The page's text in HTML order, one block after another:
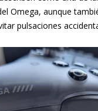
Omega, aunque
pulsaciones